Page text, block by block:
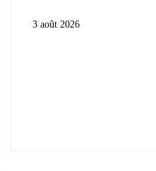
3 août 2026